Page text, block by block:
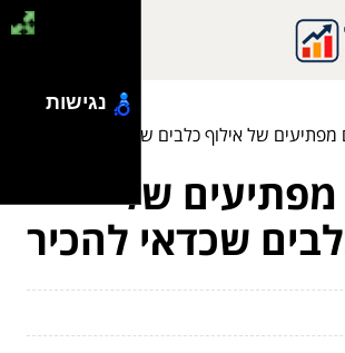
מפתיעים של אילוף כלבים שכדאי להכיר
מפתיעים של
שכדאי להכיר
נגישות